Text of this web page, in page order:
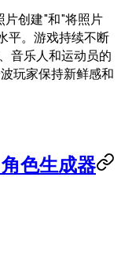
创建"和"将照片
平。游戏持续不断
音乐人和运动员的
玩家保持新鲜感和
色生成器